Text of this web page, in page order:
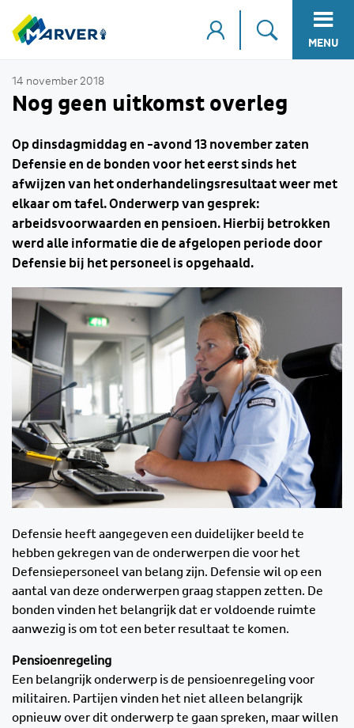
MENU
14 november 2018
Nog geen uitkomst overleg
Op dinsdagmiddag en -avond 13 november zaten
Defensie en de bonden voor het eerst sinds het
afwijzen van het onderhandelingsresultaat weer met
elkaar om tafel. Onderwerp van gesprek:
arbeidsvoorwaarden en pensioen. Hierbij betrokken
werd alle informatie die de afgelopen periode door
Defensie bij het personeel is opgehaald.
Defensie heeft aangegeven een duidelijker beeld te
hebben gekregen van de onderwerpen die voor het
Defensiepersoneel van belang zijn. Defensie wil op een
aantal van deze onderwerpen graag stappen zetten. De
bonden vinden het belangrijk dat er voldoende ruimte
aanwezig is om tot een beter resultaat te komen.
Pensioenregeling
Een belangrijk onderwerp is de pensioenregeling voor
militairen. Partijen vinden het niet alleen belangrijk
opnieuw over dit onderwerp te gaan spreken, maar willen